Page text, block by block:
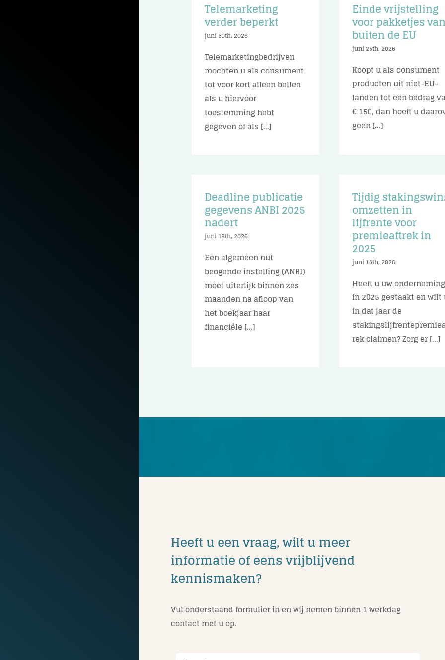
Telemarketing
verder beperkt
juni 30th, 2026
Telemarketingbedrijven
mochten u als consument
tot voor kort alleen bellen
als u hiervoor
toestemming hebt
gegeven of als [...]
Einde vrijstelling
voor pakketjes van
buiten de EU
juni 25th, 2026
Koopt u als consument
producten uit niet-EU-
landen tot een bedrag
€ 150, dan hoeft u
geen [...]
Deadline publicatie
gegevens ANBI 2025
nadert
juni 18th, 2026
Een algemeen nut
beogende instelling (ANBI)
moet uiterlijk binnen zes
maanden na afloop van
het boekjaar haar
financiële [...]
Tijdig
omzetten in
lijfrente voor
premieaftrek in
2025
juni 16th, 2026
Heeft u uw onderneming
in 2025 gestaakt en wilt
in dat jaar de
rek claimen? Zorg er [...]
Heeft u een vraag, wilt u meer
informatie of eens vrijblijvend
kennismaken?
Vul onderstaand formulier in en wij nemen binnen 1 werkdag
contact met u op.